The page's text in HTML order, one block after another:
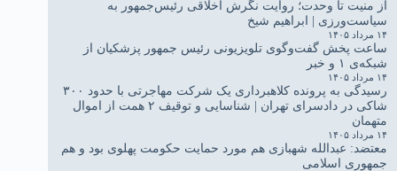
از منیت تا وحدت؛ روایت نگرش اخلاقی رئیس‌جمهور به
سیاست‌ورزی | ابراهیم شیخ
۱۴ مرداد ۱۴۰۵
ساعت پخش گفت‌وگوی تلویزیونی رئیس جمهور پزشکیان از
شبکه‌ی ۱ و خبر
۱۴ مرداد ۱۴۰۵
رسیدگی به پرونده کلاهبرداری یک شرکت مهاجرتی با حدود ۳۰۰
شاکی در دادسرای تهران | شناسایی و توقیف ۲ همت از اموال
متهمان
۱۴ مرداد ۱۴۰۵
معتضد: عبدالله شهبازی هم مورد حمایت حکومت پهلوی بود و هم
جمهوری اسلامی